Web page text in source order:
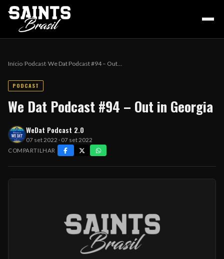
HOME
PODCAST
COLUNA DO ZÉ
EQUIPE
Início Podcast We Dat Podcast #94 – Out…
PODCAST
We Dat Podcast #94 – Out in Georgia
WeDat Podcast 2.0
07 set 2022 · 07 set 2022
COMPARTILHAR